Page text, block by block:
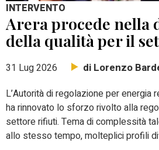
INTERVENTO
Arera procede nella
della qualità per il
31 Lug 2026 di Lorenzo
L’Autorità di regolazione per energia
ha rinnovato lo sforzo rivolto alla
settore rifiuti. Tema di complessità
allo stesso tempo, molteplici profili